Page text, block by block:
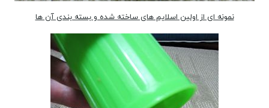
نمونه ای از اولین اسلایم های ساخته شده و بسته بندی آن ها